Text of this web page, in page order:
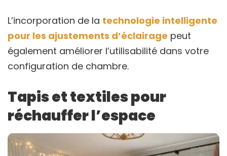
L’incorporation de la technologie intelligente
pour les ajustements d’éclairage peut
également améliorer l’utilisabilité dans votre
configuration de chambre.
Tapis et textiles pour
réchauffer l’espace